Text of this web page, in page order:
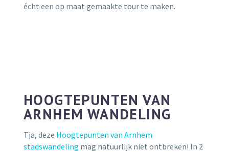
écht een op maat gemaakte tour te maken.
HOOGTEPUNTEN VAN
ARNHEM WANDELING
Tja, deze Hoogtepunten van Arnhem
stadswandeling mag natuurlijk niet ontbreken! In 2